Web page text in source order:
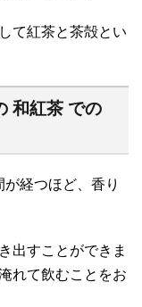
て紅茶と茶殻とい
和紅茶 での
経つほど、香り
出すことができま
れて飲むことをお